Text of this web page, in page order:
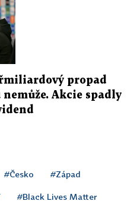
propad
nemůže. Akcie spadly
#Česko #Západ
#Black Lives Matter